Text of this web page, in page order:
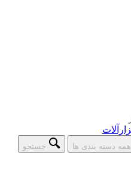
همه دسته بندی ها جستجو